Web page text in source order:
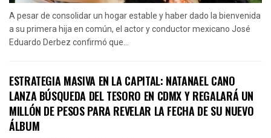
A pesar de consolidar un hogar estable y haber dado la bienvenida
a su primera hija en común, el actor y conductor mexicano José
Eduardo Derbez confirmó que...
ESTRATEGIA MASIVA EN LA CAPITAL: NATANAEL CANO
LANZA BÚSQUEDA DEL TESORO EN CDMX Y REGALARÁ UN
MILLÓN DE PESOS PARA REVELAR LA FECHA DE SU NUEVO
ÁLBUM